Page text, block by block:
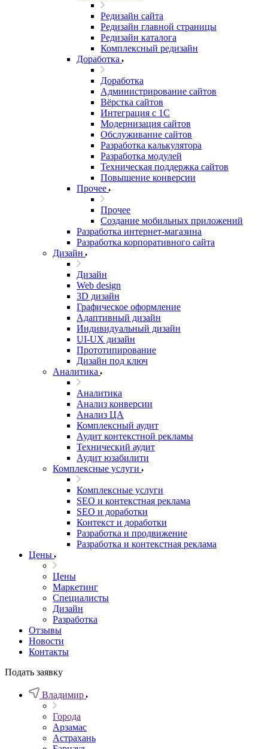
Редизайн сайта
Редизайн главной страницы
Редизайн каталога
Комплексный редизайн
Доработка
Доработка
Администрирование сайтов
Вёрстка сайтов
Интеграция с 1С
Модернизация сайтов
Обслуживание сайтов
Разработка калькулятора
Разработка модулей
Техническая поддержка сайтов
Повышение конверсии
Прочее
Прочее
Создание мобильных приложений
Разработка интернет-магазина
Разработка корпоративного сайта
Дизайн
Дизайн
Web design
3D дизайн
Графическое оформление
Адаптивный дизайн
Индивидуальный дизайн
UI‑UX дизайн
Прототипирование
Дизайн под ключ
Аналитика
Аналитика
Анализ конверсии
Анализ ЦА
Комплексный аудит
Аудит контекстной рекламы
Технический аудит
Аудит юзабилити
Комплексные услуги
Комплексные услуги
SEO и контекстная реклама
SEO и доработки
Контекст и доработки
Разработка и продвижение
Разработка и контекстная реклама
Цены
Цены
Маркетинг
Специалисты
Дизайн
Разработка
Отзывы
Новости
Контакты
Подать заявку
Владимир
Города
Арзамас
Астрахань